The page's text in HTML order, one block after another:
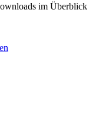
im Überblick